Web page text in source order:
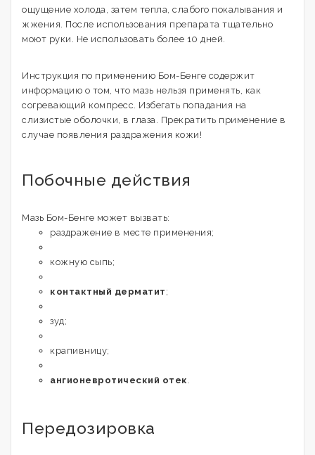
ощущение холода, затем тепла, слабого покалывания и
жжения. После использования препарата тщательно
моют руки. Не использовать более 10 дней.
Инструкция по применению Бом-Бенге содержит
информацию о том, что мазь нельзя применять, как
согревающий компресс. Избегать попадания на
слизистые оболочки, в глаза. Прекратить применение в
случае появления раздражения кожи!
Побочные действия
Мазь Бом-Бенге может вызвать:
раздражение в месте применения;
кожную сыпь;
контактный дерматит ;
зуд;
крапивницу;
ангионевротический отек
Передозировка